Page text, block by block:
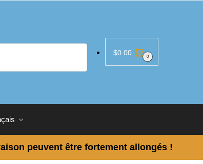
$0.00 0
peuvent être fortement allongés !